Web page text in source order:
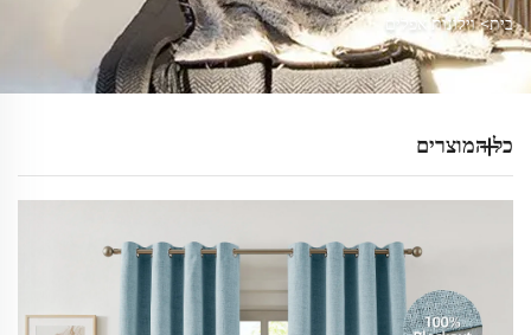
בית>וילונות אפלים
כל המוצרים